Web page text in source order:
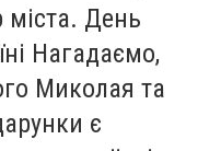
міста. День
Нагадаємо,
Миколая та
є